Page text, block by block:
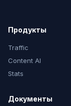
Продукты
Traffic
Content AI
Stats
Документы